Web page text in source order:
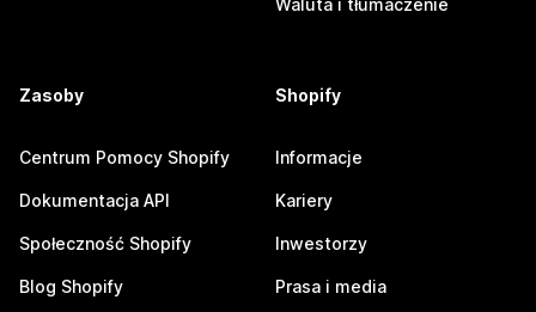
Waluta i tłumaczenie
Zasoby
Centrum Pomocy Shopify
Dokumentacja API
Społeczność Shopify
Blog Shopify
Shopify
Informacje
Kariery
Inwestorzy
Prasa i media